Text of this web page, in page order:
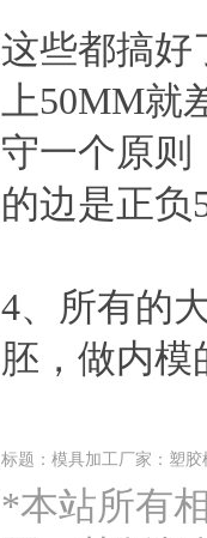
这些都搞好
上50MM
守一个原则
的边是正负
4、所有的
胚，做内模
标题：模具加工厂家：塑
*本站所有